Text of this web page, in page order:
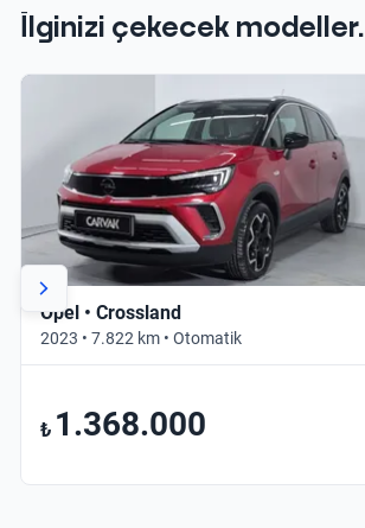
İlginizi çekecek modeller.
Opel • Crossland
2023 • 7.822 km • Otomatik
₺ 1.368.000